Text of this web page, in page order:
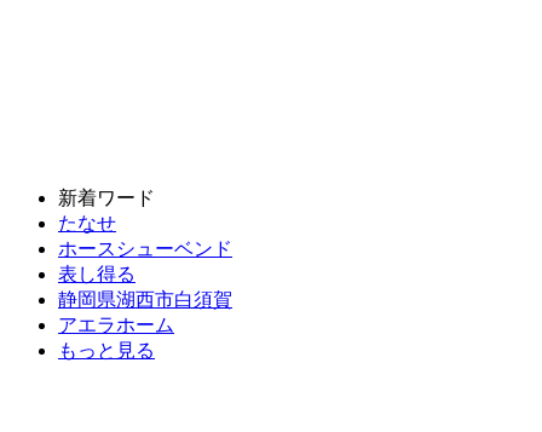
新着ワード
たなせ
ホースシューベンド
表し得る
静岡県湖西市白須賀
アエラホーム
もっと見る